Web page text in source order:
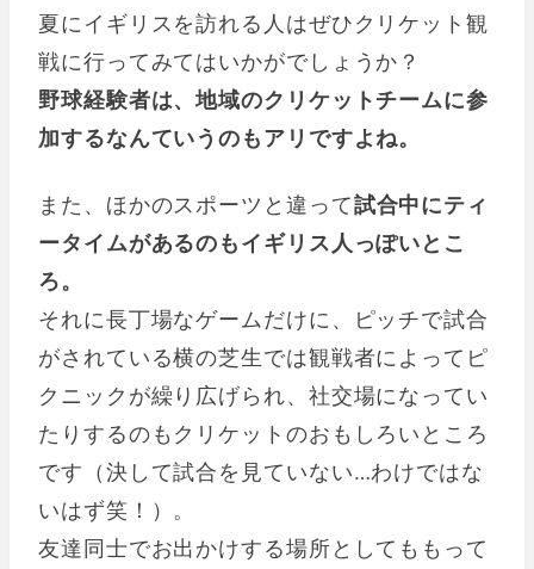
夏にイギリスを訪れる人はぜひクリケット観
戦に行ってみてはいかがでしょうか？
野球経験者は、地域のクリケットチームに参
加するなんていうのもアリですよね。
また、ほかのスポーツと違って試合中にティ
ータイムがあるのもイギリス人っぽいとこ
ろ。
それに長丁場なゲームだけに、ピッチで試合
がされている横の芝生では観戦者によってピ
クニックが繰り広げられ、社交場になってい
たりするのもクリケットのおもしろいところ
です（決して試合を見ていない…わけではな
いはず笑！）。
友達同士でお出かけする場所としてももって